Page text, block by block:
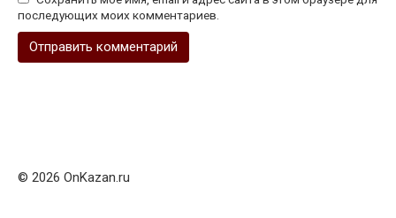
последующих моих комментариев.
© 2026 OnKazan.ru